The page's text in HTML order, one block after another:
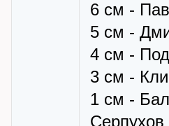
6 см -
5 см -
4 см -
3 см -
1 см -
Серпухов